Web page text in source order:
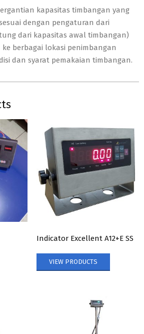
kapasitas timbangan yang
dengan pengaturan dari
dari kapasitas awal timbangan)
berbagai lokasi penimbangan
dan syarat pemakaian timbangan.
Indicator Excellent A12+E SS
VIEW PRODUCTS